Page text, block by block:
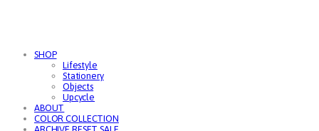
SHOP
Lifestyle
Stationery
Objects
Upcycle
ABOUT
COLOR COLLECTION